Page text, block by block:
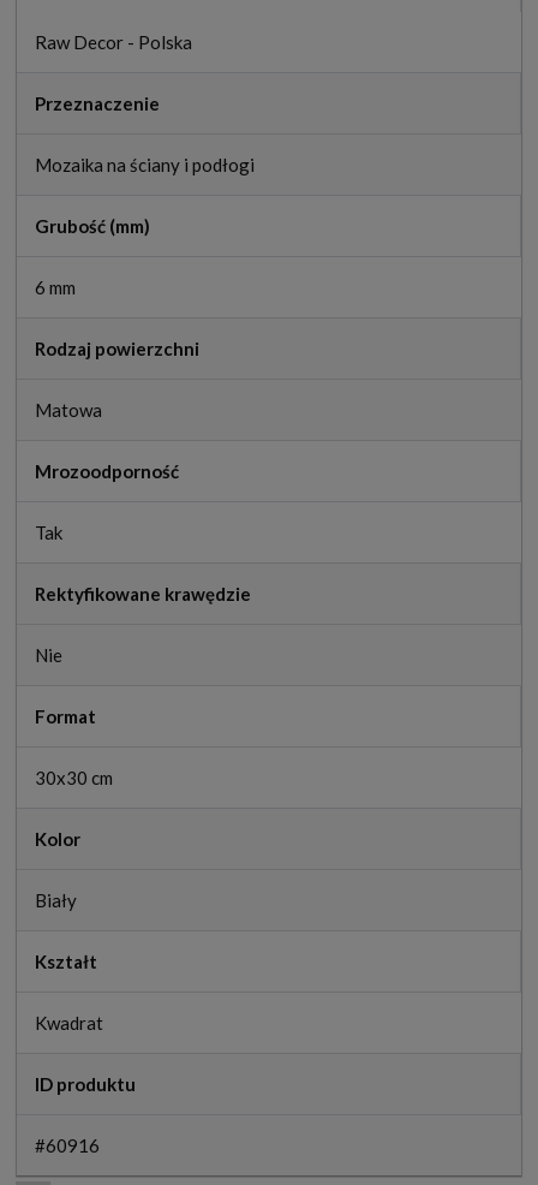
Raw Decor - Polska
Przeznaczenie
Mozaika na ściany i podłogi
Grubość (mm)
6 mm
Rodzaj powierzchni
Matowa
Mrozoodporność
Tak
Rektyfikowane krawędzie
Nie
Format
30x30 cm
Kolor
Biały
Kształt
Kwadrat
ID produktu
#60916